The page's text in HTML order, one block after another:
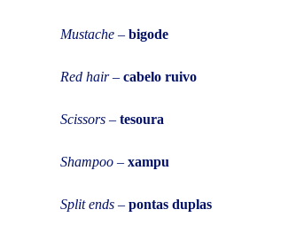
Mustache – bigode
Red hair– cabelo ruivo
Scissors – tesoura
Shampoo – xampu
Split ends – pontas duplas